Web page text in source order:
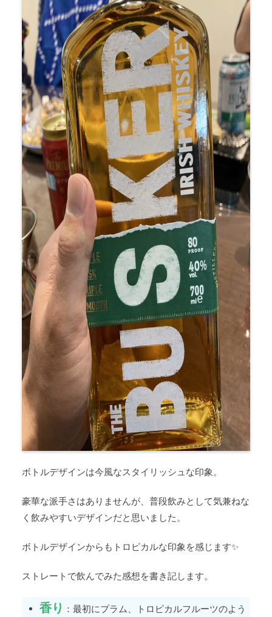
ボトルデザインは今風なスタイリッシュな印象。
豪華な派手さはありませんが、普段飲みとして気兼ねな
く飲みやすいデザインだと思いました。
ボトルデザインからもトロピカルな印象を感じます✨
ストレートで飲んでみた感想を書き記します。
香り ：最初にプラム、トロピカルフルーツのよう